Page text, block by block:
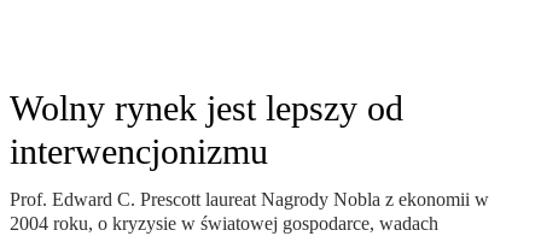
Wolny rynek jest lepszy od
interwencjonizmu
Prof. Edward C. Prescott laureat Nagrody Nobla z ekonomii w
2004 roku, o kryzysie w światowej gospodarce, wadach